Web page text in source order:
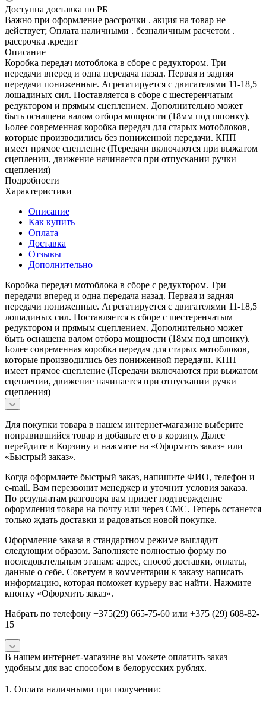
Доступна доставка по РБ
Важно при оформление рассрочки . акция на товар не
действует; Оплата наличными . безналичным расчетом .
рассрочка .кредит
Описание
Коробка передач мотоблока в сборе с редуктором. Три
передачи вперед и одна передача назад. Первая и задняя
передачи пониженные. Агрегатируется с двигателями 11-18,5
лошадиных сил. Поставляется в сборе с шестеренчатым
редуктором и прямым сцеплением. Дополнительно может
быть оснащена валом отбора мощности (18мм под шпонку).
Более современная коробка передач для старых мотоблоков,
которые производились без пониженной передачи. КПП
имеет прямое сцепление (Передачи включаются при выжатом
сцеплении, движение начинается при отпускании ручки
сцепления)
Подробности
Характеристики
Описание
Как купить
Оплата
Доставка
Отзывы
Дополнительно
Коробка передач мотоблока в сборе с редуктором. Три
передачи вперед и одна передача назад. Первая и задняя
передачи пониженные. Агрегатируется с двигателями 11-18,5
лошадиных сил. Поставляется в сборе с шестеренчатым
редуктором и прямым сцеплением. Дополнительно может
быть оснащена валом отбора мощности (18мм под шпонку).
Более современная коробка передач для старых мотоблоков,
которые производились без пониженной передачи. КПП
имеет прямое сцепление (Передачи включаются при выжатом
сцеплении, движение начинается при отпускании ручки
сцепления)
Для покупки товара в нашем интернет-магазине выберите
понравившийся товар и добавьте его в корзину. Далее
перейдите в Корзину и нажмите на «Оформить заказ» или
«Быстрый заказ».
Когда оформляете быстрый заказ, напишите ФИО, телефон и
e-mail. Вам перезвонит менеджер и уточнит условия заказа.
По результатам разговора вам придет подтверждение
оформления товара на почту или через СМС. Теперь останется
только ждать доставки и радоваться новой покупке.
Оформление заказа в стандартном режиме выглядит
следующим образом. Заполняете полностью форму по
последовательным этапам: адрес, способ доставки, оплаты,
данные о себе. Советуем в комментарии к заказу написать
информацию, которая поможет курьеру вас найти. Нажмите
кнопку «Оформить заказ».
Набрать по телефону +375(29) 665-75-60 или +375 (29) 608-82-
15
В нашем интернет-магазине вы можете оплатить заказ
удобным для вас способом в белорусских рублях.
1. Оплата наличными при получении: